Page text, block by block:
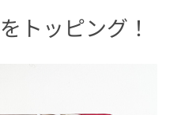
トッピング！